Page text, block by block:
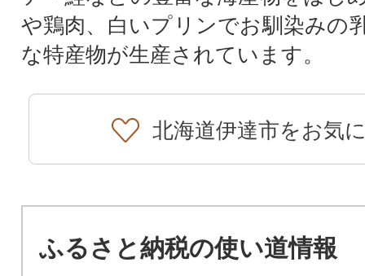
や鶏肉、白いプリンでお馴染みの
な特産物が生産されています。
北海道伊達市をお気
ふるさと納税の使い道情報